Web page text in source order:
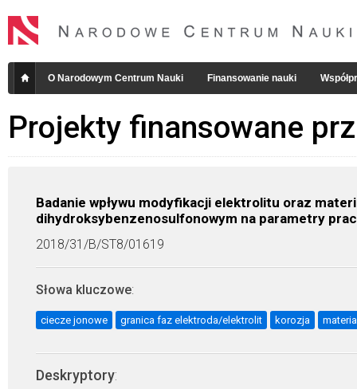
O Narodowym Centrum Nauki Finansowanie nauki
Projekty finansowane
Badanie wpływu modyfikacji elektrolitu oraz
dihydroksybenzenosulfonowym na parametry
2018/31/B/ST8/01619
Słowa kluczowe:
ciecze jonowe granica faz elektroda/elektrolit korozja
Deskryptory: